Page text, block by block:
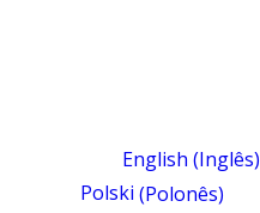
English (Inglês)
Polski (Polonês)